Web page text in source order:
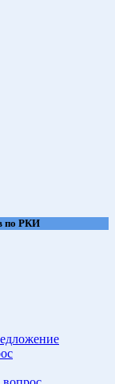
по РКИ